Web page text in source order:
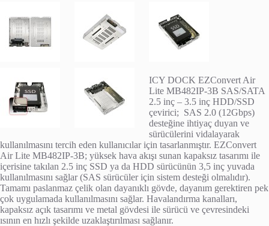
ICY DOCK EZConvert Air
Lite MB482IP-3B SAS/SATA
2.5 inç – 3.5 inç HDD/SSD
çevirici; SAS 2.0 (12Gbps)
desteğine ihtiyaç duyan ve
sürücülerini vidalayarak
kullanılmasını tercih eden kullanıcılar için tasarlanmıştır. EZConvert
Air Lite MB482IP-3B; yüksek hava akışı sunan kapaksız tasarımı ile
içerisine takılan 2.5 inç SSD ya da HDD sürücünün 3,5 inç yuvada
kullanılmasını sağlar (SAS sürücüler için sistem desteği olmalıdır).
Tamamı paslanmaz çelik olan dayanıklı gövde, dayanım gerektiren pek
çok uygulamada kullanılmasını sağlar. Havalandırma kanalları,
kapaksız açık tasarımı ve metal gövdesi ile sürücü ve çevresindeki
ısının en hızlı şekilde uzaklaştırılması sağlanır.